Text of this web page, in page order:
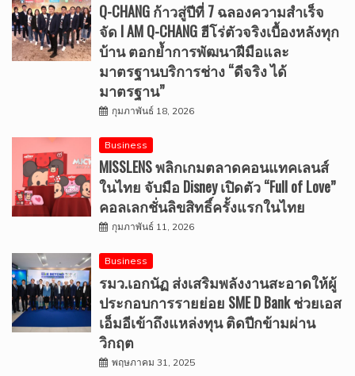
Q-CHANG ก้าวสู่ปีที่ 7 ฉลองความสำเร็จ
จัด I AM Q-CHANG ฮีโร่ตัวจริงเบื้องหลังทุก
บ้าน ตอกย้ำการพัฒนาฝีมือและ
มาตรฐานบริการช่าง “ดีจริง ได้
มาตรฐาน”
กุมภาพันธ์ 18, 2026
Business
MISSLENS พลิกเกมตลาดคอนแทคเลนส์
ในไทย จับมือ Disney เปิดตัว “Full of Love”
คอลเลกชั่นลิขสิทธิ์ครั้งแรกในไทย
กุมภาพันธ์ 11, 2026
Business
รมว.เอกนัฏ ส่งเสริมพลังงานสะอาดให้ผู้
ประกอบการรายย่อย SME D Bank ช่วยเอส
เอ็มอีเข้าถึงแหล่งทุน ติดปีกข้ามผ่าน
วิกฤต
พฤษภาคม 31, 2025